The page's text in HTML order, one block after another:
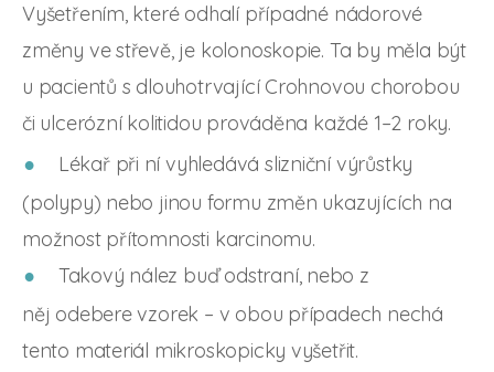
Vyšetřením, které odhalí případné nádorové
změny ve střevě, je kolonoskopie. Ta by měla být
u pacientů s dlouhotrvající Crohnovou chorobou
či ulcerózní kolitidou prováděna každé 1–2 roky.
Lékař při ní vyhledává slizniční výrůstky
(polypy) nebo jinou formu změn ukazujících na
možnost přítomnosti karcinomu.
Takový nález buď odstraní, nebo z
něj odebere vzorek – v obou případech nechá
tento materiál mikroskopicky vyšetřit.